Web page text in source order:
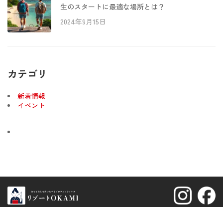
生のスタートに最適な場所とは？
2024年9月15日
カテゴリ
新着情報
イベント